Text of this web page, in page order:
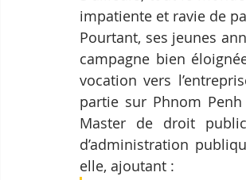
impatiente et ravie de
Pourtant, ses jeunes
campagne bien
vocation vers
partie sur Phnom
Master de droit
d’administration
elle, ajoutant :